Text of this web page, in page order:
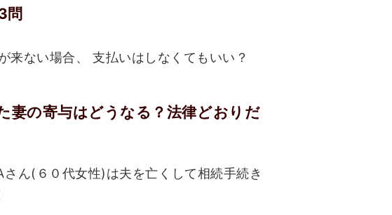
問
来ない場合、 支払いはしなくてもいい？
妻の寄与はどうなる？法律どおりだ
ん(６０代女性)は夫を亡くして相続手続き